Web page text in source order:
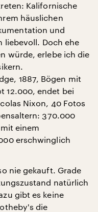
Kalifornische
häuslichen
und
liebevoll. Doch ehe
würde, erlebe ich die
1887, Bögen mit
12.000, endet bei
Nixon, 40 Fotos
370.000
einem
erschwinglich
nie gekauft. Grade
natürlich
gibt es keine
die